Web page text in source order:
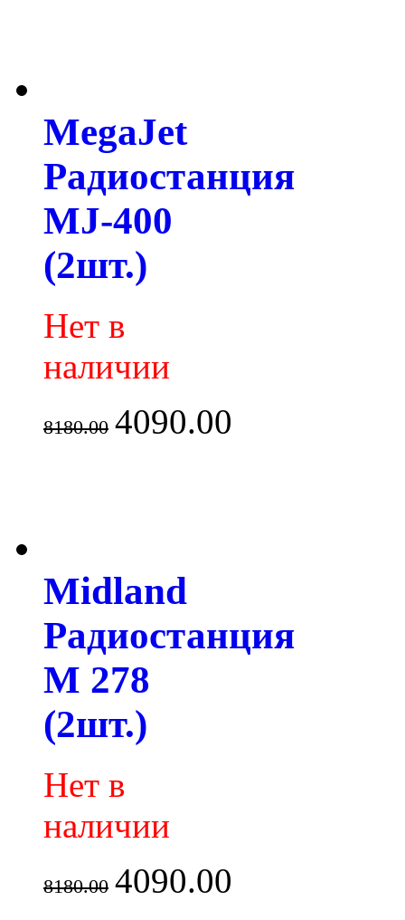
MegaJet
Радиостанция
MJ-400
(2шт.)
Нет в
наличии
8180.00 4090.00
Midland
Радиостанция
M 278
(2шт.)
Нет в
наличии
8180.00 4090.00